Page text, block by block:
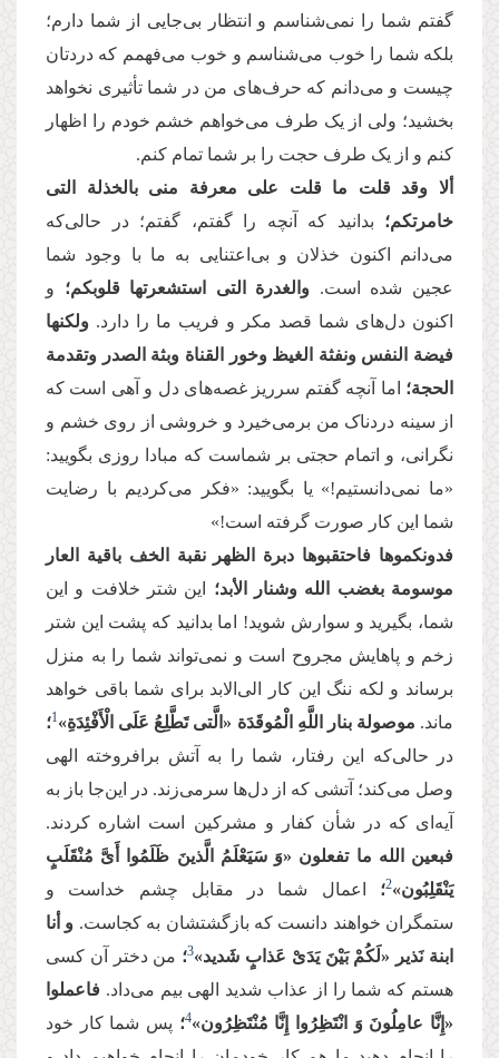
گفتم شما را نمی‌شناسم و انتظار بی‌جایی از شما دارم؛
بلکه شما را خوب می‌شناسم و خوب می‌فهمم که دردتان
چیست و می‌دانم که حرف‌های من در شما تأثیری نخواهد
بخشید؛ ولی از یک طرف می‌خواهم خشم خودم را اظهار
کنم و از یک طرف حجت را بر شما تمام کنم.
ألا وقد قلت ما قلت
على معرفة منی بالخذلة التی
خامرتكم؛ بدانید که آنچه را گفتم، گفتم؛ در حالی‌که
می‌دانم اکنون خذلان و بی‌اعتنایی به ما با وجود شما
عجین شده است. والغدرة التی استشعرتها قلوبكم؛ و
اکنون دل‌های شما قصد مکر و فریب ما را دارد. ولكنها
فیضة النفس ونفثة الغیظ وخور القناة وبثة الصدر و‌تقدمة
الحجة؛ اما آنچه گفتم سرریز غصه‌های دل و آهی است که
از سینه دردناک من برمی‌خیرد و خروشی از روی خشم و
نگرانی، و اتمام حجتی بر شماست که مبادا روزی بگویید:
«ما نمی‌دانستیم!» یا بگویید: «فکر می‌کردیم با رضایت
شما این کار صورت گرفته است!»
فدونكموها فاحتقبوها دبرة الظهر نقبة الخف باقیة العار
موسومة بغضب الله وشنار الأبد؛ این شتر خلافت و این
شما، بگیرید و سوارش شوید! اما بدانید که پشت این شتر
زخم و پاهایش مجروح است و نمی‌تواند شما را به منزل
برساند و لکه ننگ این کار الی‌الابد برای شما باقی خواهد
ماند. موصولة بنار اللَّهِ الْمُوقَدَة «الَّتی‏ تَطَّلِعُ عَلَى الْأَفْئِدَةِ»1؛
در حالی‌که این رفتار، شما را به آتش برافروخته الهی
وصل می‌کند؛ آتشی که از دل‌ها سرمی‌زند. در این‌جا باز به
آیه‌ای که در شأن کفار و مشرکین است اشاره کردند.
فبعین الله ما تفعلون «وَ سَیَعْلَمُ الَّذینَ ظَلَمُوا أَیَّ مُنْقَلَبٍ
یَنْقَلِبُون‏»2؛ اعمال شما در مقابل چشم خداست و
ستمگران خواهند دانست که بازگشتشان به کجاست. و أنا
ابنة نَذیر «لَكُمْ بَیْنَ یَدَیْ عَذابٍ شَدید»3؛ من دختر آن کسی
هستم که شما را از عذاب شدید الهی بیم می‌داد. فاعملوا
«إِنَّا عامِلُونَ وَ انْتَظِرُوا إِنَّا مُنْتَظِرُون‏»4؛ پس شما کار خود